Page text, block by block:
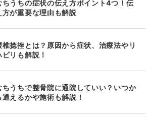
ちうちの症状の伝え方ポイント4つ！伝
方が重要な理由も解説
椎捻挫とは？原因から症状、治療法やリ
ビリも解説！
ちうちで整骨院に通院していい？いつか
通えるかや施術も解説！